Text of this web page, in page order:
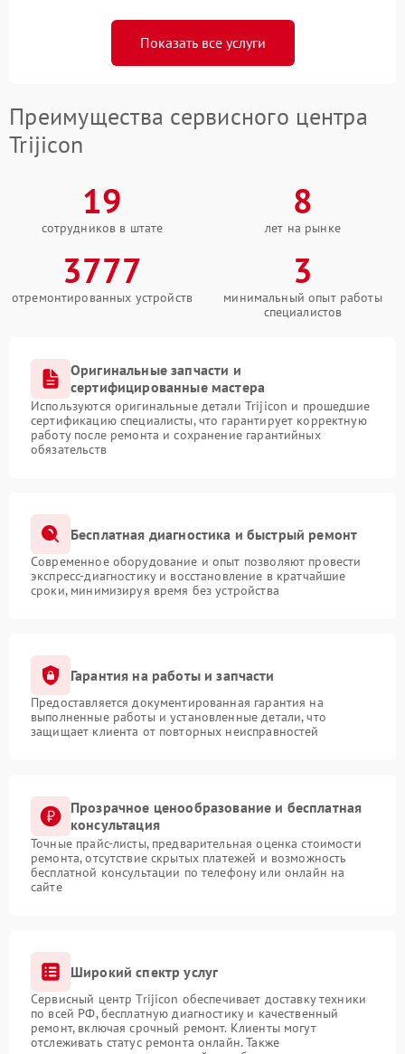
Показать все услуги
Преимущества сервисного центра
Trijicon
19
сотрудников в штате
8
лет на рынке
3777
отремонтированных устройств
3
минимальный опыт работы
специалистов
Оригинальные запчасти и
сертифицированные мастера
Используются оригинальные детали Trijicon и прошедшие
сертификацию специалисты, что гарантирует корректную
работу после ремонта и сохранение гарантийных
обязательств
Бесплатная диагностика и быстрый ремонт
Современное оборудование и опыт позволяют провести
экспресс-диагностику и восстановление в кратчайшие
сроки, минимизируя время без устройства
Гарантия на работы и запчасти
Предоставляется документированная гарантия на
выполненные работы и установленные детали, что
защищает клиента от повторных неисправностей
Прозрачное ценообразование и бесплатная
консультация
Точные прайс-листы, предварительная оценка стоимости
ремонта, отсутствие скрытых платежей и возможность
бесплатной консультации по телефону или онлайн на
сайте
Широкий спектр услуг
Сервисный центр Trijicon обеспечивает доставку техники
по всей РФ, бесплатную диагностику и качественный
ремонт, включая срочный ремонт. Клиенты могут
отслеживать статус ремонта онлайн. Также